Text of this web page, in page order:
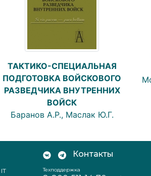
ТАКТИКО-СПЕЦИАЛЬНАЯ
ПОДГОТОВКА ВОЙСКОВОГО
РАЗВЕДЧИКА ВНУТРЕННИХ
ВОЙСК
Баранов А.Р., Маслак Ю.Г.
Контакты
Техподдержка